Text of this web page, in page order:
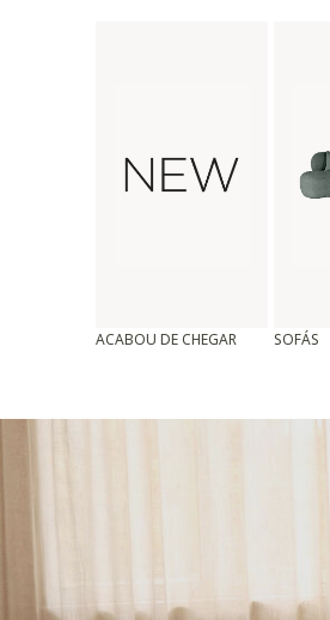
ACABOU DE CHEGAR SOFÁS